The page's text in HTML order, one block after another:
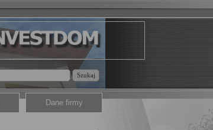
Szukaj
Dane firmy